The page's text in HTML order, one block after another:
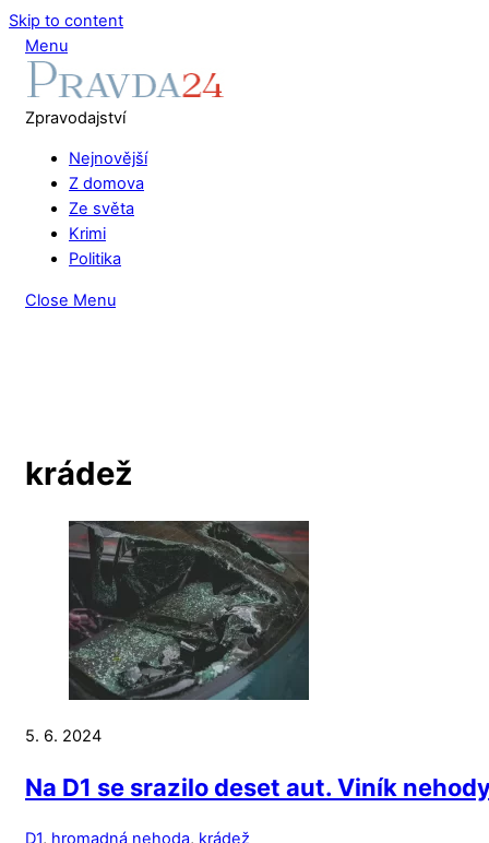
Skip to content
Menu
Zpravodajství
Nejnovější
Z domova
Ze světa
Krimi
Politika
Close Menu
krádež
5. 6. 2024
Na D1 se srazilo deset aut. Viník
D1, hromadná nehoda, krádež